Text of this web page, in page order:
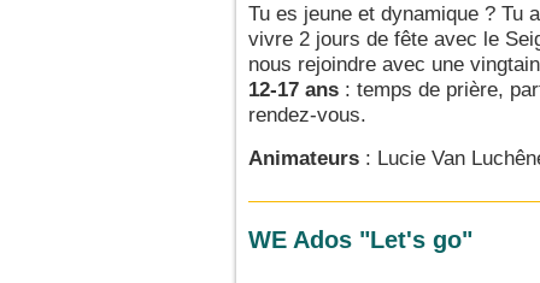
Tu es jeune et dynamique ? Tu
vivre 2 jours de fête avec le
nous rejoindre avec une
12-17 ans : temps de prière,
rendez-vous.
Animateurs : Lucie Van
WE Ados "Let's go"